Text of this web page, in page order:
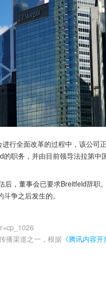
行全面改革的过程中，该公司
职务，并由目前领导法拉第中
，董事会已要求Breitfeld辞职
争之后发生的。
播渠道之一，根据 《腾讯内容